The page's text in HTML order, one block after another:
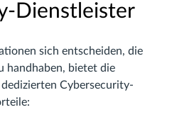
Dienstleister
sich entscheiden, die
handhaben, bietet die
Cybersecurity-